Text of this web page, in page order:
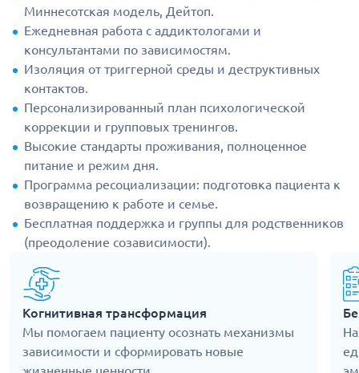
Миннесотская модель, Дейтоп.
Ежедневная работа с аддиктологами и
консультантами по зависимостям.
Изоляция от триггерной среды и деструктивных
контактов.
Персонализированный план психологической
коррекции и групповых тренингов.
Высокие стандарты проживания, полноценное
питание и режим дня.
Программа ресоциализации: подготовка пациента к
возвращению к работе и семье.
Бесплатная поддержка и группы для родственников
(преодоление созависимости).
Когнитивная трансформация
Мы помогаем пациенту осознать механизмы
зависимости и сформировать новые